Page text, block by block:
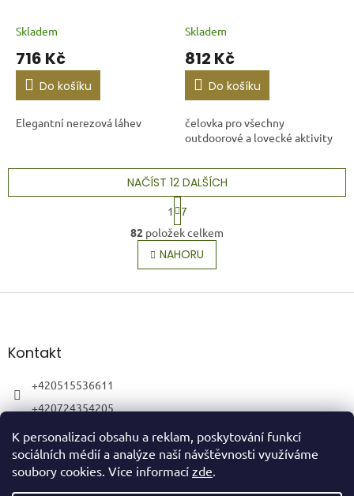
K personalizaci obsahu a reklam, poskytování funkcí
sociálních médií a analýze naší návštěvnosti využíváme
soubory cookies. Více informací zde.
Skladem
716 Kč
Do košíku
Elegantní nerezová láhev
Skladem
812 Kč
Do košíku
čelovka pro všechny
outdoorové a lovecké aktivity
O
v
l
á
y
ý
p
i
s
NAČÍST 12 DALŠÍCH
S
t
r
á
n
k
v
1
7
82 položek celkem
NAHORU
Z
aKontakt
+420515536611
+420724354205